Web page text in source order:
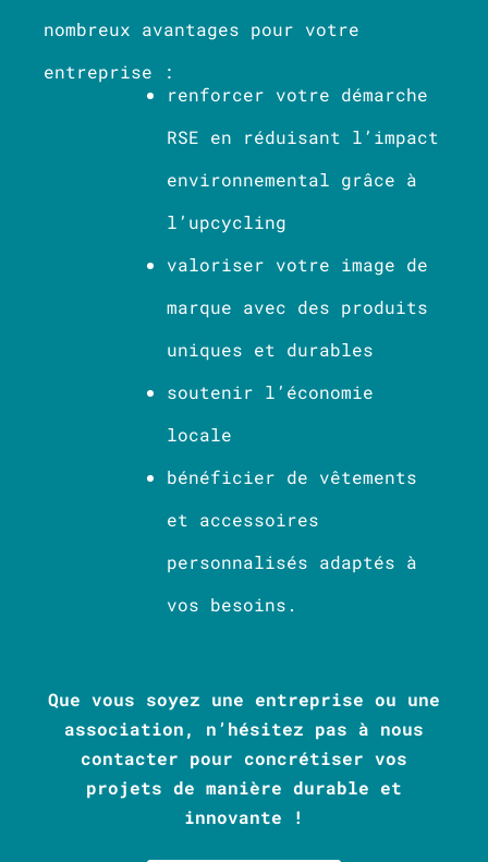
nombreux avantages pour votre
entreprise :
renforcer votre démarche
RSE en réduisant l’impact
environnemental grâce à
l’upcycling
valoriser votre image de
marque avec des produits
uniques et durables
soutenir l’économie
locale
bénéficier de vêtements
et accessoires
personnalisés adaptés à
vos besoins.
Que vous soyez une entreprise ou une
association, n’hésitez pas à nous
contacter pour concrétiser vos
projets de manière durable et
innovante !